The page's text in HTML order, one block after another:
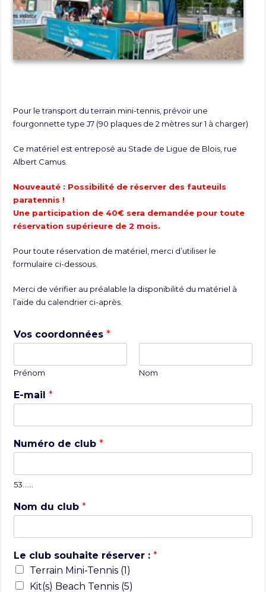
Pour le transport du terrain mini-tennis, prévoir une
fourgonnette type J7 (90 plaques de 2 mètres sur 1 à charger)
Ce matériel est entreposé au Stade de Ligue de Blois, rue
Albert Camus.
Nouveauté : Possibilité de réserver des fauteuils
paratennis !
Une participation de 40€ sera demandée pour toute
réservation supérieure de 2 mois.
Pour toute réservation de matériel, merci d’utiliser le
formulaire ci-dessous.
Merci de vérifier au préalable la disponibilité du matériel à
l’aide du calendrier ci-après.
Vos coordonnées*
Prénom Nom
E-mail*
Numéro de club*
53……
Nom du club*
Le club souhaite réserver :*
Terrain Mini-Tennis (1)
Kit(s) Beach Tennis (5)